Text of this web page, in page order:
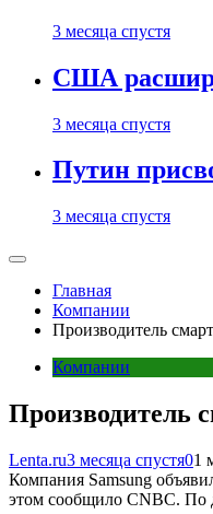
3 месяца спустя
США
3 месяца спустя
Путин
3 месяца спустя
Главная
Компании
Производитель
Компании
Производитель
Lenta.ru3 месяца спустя01
Компания Samsung
этом сообщило CNBC. По